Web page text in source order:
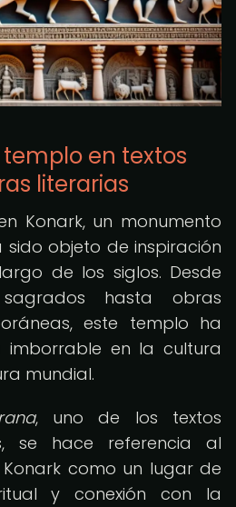
en textos
literarias
Konark, un monumento
sido objeto de inspiración
de los siglos. Desde
hasta obras
este templo ha
imborrable en la cultura
mundial.
, uno de los textos
se hace referencia al
como un lugar de
y conexión con la